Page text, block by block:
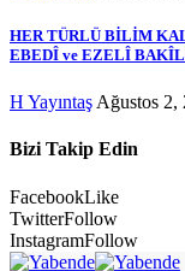
HER TÜRLÜ BİLİM
EBEDÎ ve EZELÎ
H Yayıntaş Ağustos 2,
Bizi Takip Edin
FacebookLike
TwitterFollow
InstagramFollow